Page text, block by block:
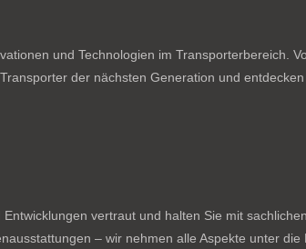
und Technologien im Transporterbereich.
der nächsten Generation und
vertraut und halten Sie mit
– wir nehmen alle Aspekte unter die